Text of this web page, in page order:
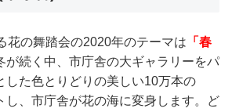
花の舞踏会の2020年のテーマは 「春
が続く中、市庁舎の大ギャラリーをパ
した色とりどりの美しい10万本の
し、市庁舎が花の海に変身します。ど